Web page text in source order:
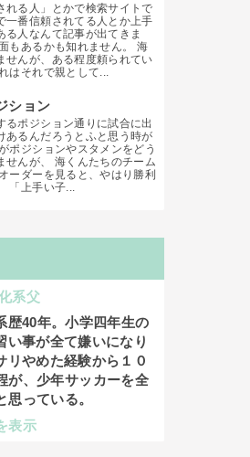
れる人」とかで検索サイトで
一番信頼されてる人とか上手
る人なんて記事が出てきま
もあるかも知れません。 海
せんが、ある程度頼られてい
はそれで親として...
ション
るポジション通りに試合に出
あるんだろうとふと思う時が
ポジションやスタメンをどう
せんが、 海くんたちのチーム
ーダーを見ると、やはり勝利
「上手い子...
系父
歴40年。小学四年生の
い事が全て嫌いになり
リやめた経験から１０
が、少年サッカーを全
思っている。
表示